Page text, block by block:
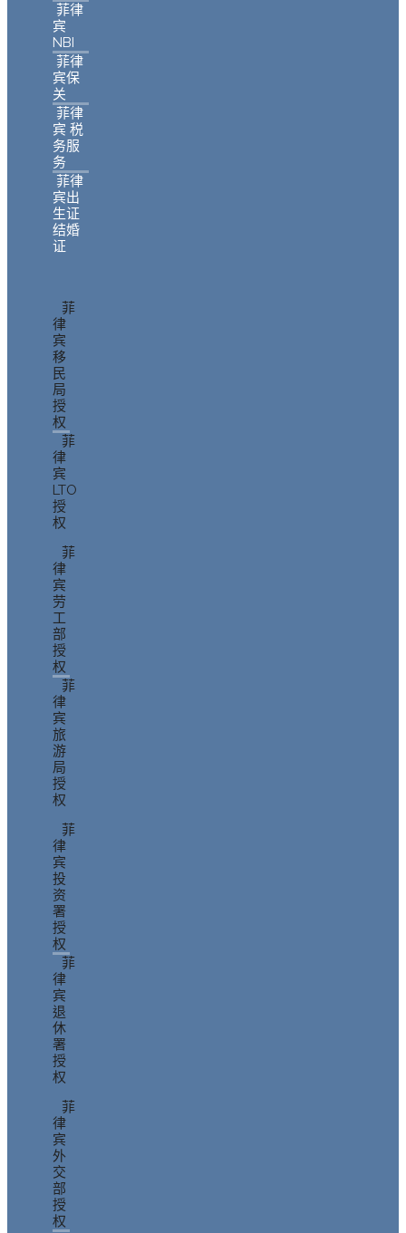
菲律
宾
NBI
菲律
宾保
关
菲律
宾 税
务服
务
菲律
宾出
生证
结婚
证
菲
律
宾
移
民
局
授
权
菲
律
宾
LTO
授
权
菲
律
宾
劳
工
部
授
权
菲
律
宾
旅
游
局
授
权
菲
律
宾
投
资
署
授
权
菲
律
宾
退
休
署
授
权
菲
律
宾
外
交
部
授
权